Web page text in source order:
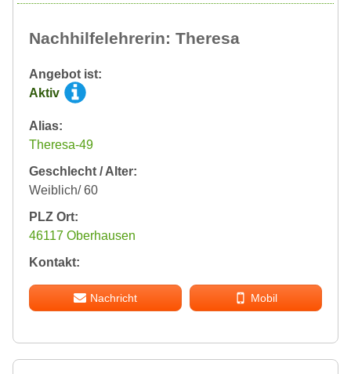
Nachhilfelehrerin: Theresa
Angebot ist:
Aktiv
Alias:
Theresa-49
Geschlecht / Alter:
Weiblich/ 60
PLZ Ort:
46117 Oberhausen
Kontakt:
Nachricht Mobil